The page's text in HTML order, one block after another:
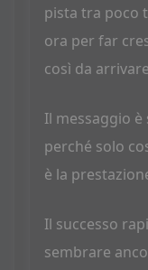
pista tra poco
ora per far
così da
Il messaggio
perché solo
è la
Il successo
sembrare